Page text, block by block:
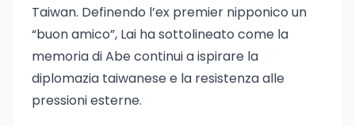
Taiwan. Definendo l’ex premier nipponico un
“buon amico”, Lai ha sottolineato come la
memoria di Abe continui a ispirare la
diplomazia taiwanese e la resistenza alle
pressioni esterne.